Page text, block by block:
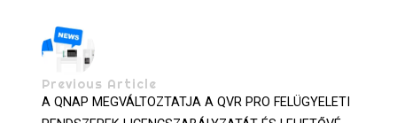
Previous Article
A QNAP MEGVÁLTOZTATJA A QVR PRO FELÜGYELETI